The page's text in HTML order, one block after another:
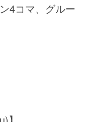
4コマ、グルー